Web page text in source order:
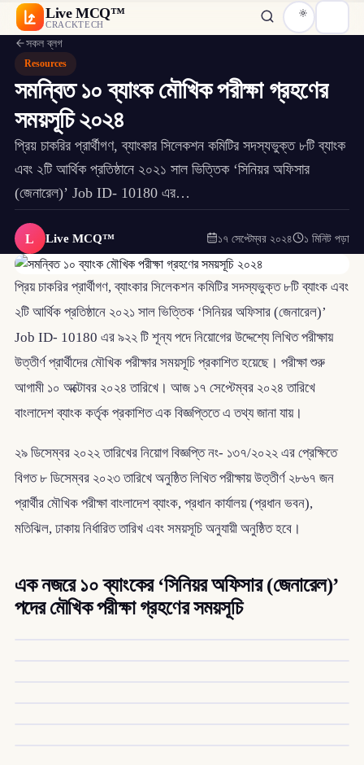
Live MCQ™
CRACKTECH
সকল ব্লগ
Resources
সমন্বিত ১০ ব্যাংক মৌখিক পরীক্ষা গ্রহণের
সময়সূচি ২০২৪
প্রিয় চাকরির প্রার্থীগণ, ব্যাংকার সিলেকশন কমিটির সদস্যভুক্ত ৮টি ব্যাংক
এবং ২টি আর্থিক প্রতিষ্ঠানে ২০২১ সাল ভিত্তিক ‘সিনিয়র অফিসার
(জেনারেল)’ Job ID- 10180 এর…
L Live MCQ™ ১৭ সেপ্টেম্বর ২০২৪ ১ মিনিট পড়া
প্রিয় চাকরির প্রার্থীগণ, ব্যাংকার সিলেকশন কমিটির সদস্যভুক্ত ৮টি ব্যাংক এবং
২টি আর্থিক প্রতিষ্ঠানে ২০২১ সাল ভিত্তিক ‘সিনিয়র অফিসার (জেনারেল)’
Job ID- 10180 এর ৯২২ টি শূন্য পদে নিয়োগের উদ্দেশ্যে লিখিত পরীক্ষায়
উত্তীর্ণ প্রার্থীদের মৌখিক পরীক্ষার সময়সূচি প্রকাশিত হয়েছে। পরীক্ষা শুরু
আগামী ১০ অক্টোবর ২০২৪ তারিখে। আজ ১৭ সেপ্টেম্বর ২০২৪ তারিখে
বাংলাদেশ ব্যাংক কর্তৃক প্রকাশিত এক বিজ্ঞপ্তিতে এ তথ্য জানা যায়।
২৯ ডিসেম্বর ২০২২ তারিখের নিয়োগ বিজ্ঞপ্তি নং- ১৩৭/২০২২ এর প্রেক্ষিতে
বিগত ৮ ডিসেম্বর ২০২৩ তারিখে অনুষ্ঠিত লিখিত পরীক্ষায় উত্তীর্ণ ২৮৬৭ জন
প্রার্থীর মৌখিক পরীক্ষা বাংলাদেশ ব্যাংক, প্রধান কার্যালয় (প্রধান ভবন),
মতিঝিল, ঢাকায় নির্ধারিত তারিখ এবং সময়সূচি অনুযায়ী অনুষ্ঠিত হবে।
এক নজরে ১০ ব্যাংকের ‘সিনিয়র অফিসার (জেনারেল)’
পদের মৌখিক পরীক্ষা গ্রহণের সময়সূচি